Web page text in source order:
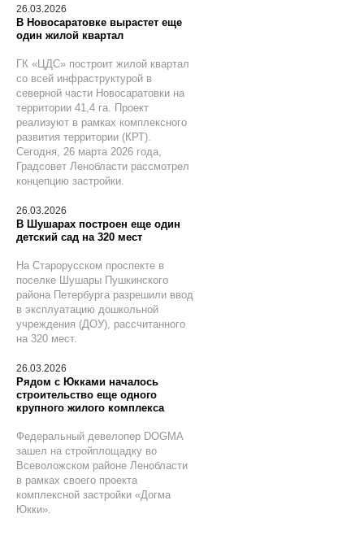
26.03.2026
В Новосаратовке вырастет еще
один жилой квартал
ГК «ЦДС» построит жилой квартал
со всей инфраструктурой в
северной части Новосаратовки на
территории 41,4 га. Проект
реализуют в рамках комплексного
развития территории (КРТ).
Сегодня, 26 марта 2026 года,
Градсовет Ленобласти рассмотрел
концепцию застройки.
26.03.2026
В Шушарах построен еще один
детский сад на 320 мест
На Старорусском проспекте в
поселке Шушары Пушкинского
района Петербурга разрешили ввод
в эксплуатацию дошкольной
учреждения (ДОУ), рассчитанного
на 320 мест.
26.03.2026
Рядом с Юкками началось
строительство еще одного
крупного жилого комплекса
Федеральный девелопер DOGMA
зашел на стройплощадку во
Всеволожском районе Ленобласти
в рамках своего проекта
комплексной застройки «Догма
Юкки».